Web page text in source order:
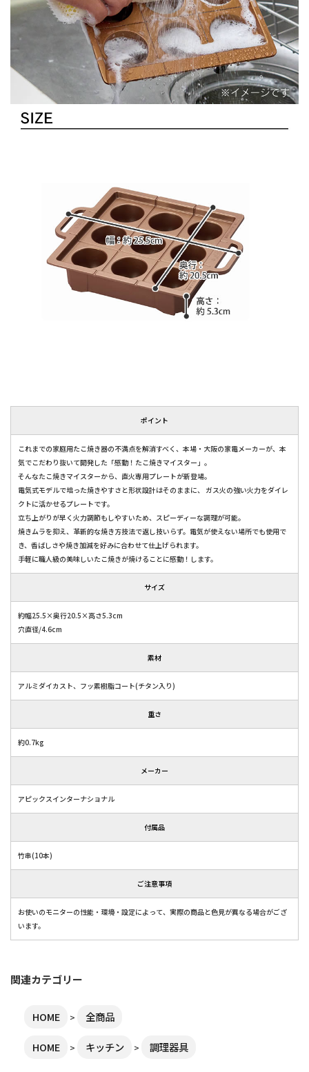
ポイント
これまでの家庭用たこ焼き器の不満点を解消すべく、本場・大阪の家電メーカーが、本
気でこだわり抜いて開発した「感動！たこ焼きマイスター」。
そんなたこ焼きマイスターから、直火専用プレートが新登場。
電気式モデルで培った焼きやすさと形状設計はそのままに、 ガス火の強い火力をダイレ
クトに活かせるプレートです。
立ち上がりが早く火力調節もしやすいため、スピーディーな調理が可能。
焼きムラを抑え、革新的な焼き方技法で返し技いらず。電気が使えない場所でも使用で
き、香ばしさや焼き加減を好みに合わせて仕上げられます。
手軽に職人級の美味しいたこ焼きが焼けることに感動！します。
サイズ
約幅25.5×奥行20.5×高さ5.3cm
穴直径/4.6cm
素材
アルミダイカスト、フッ素樹脂コート(チタン入り)
重さ
約0.7kg
メーカー
アピックスインターナショナル
付属品
竹串(10本)
ご注意事項
お使いのモニターの性能・環境・設定によって、実際の商品と色見が異なる場合がござ
います。
関連カテゴリー
HOME 全商品
HOME キッチン 調理器具